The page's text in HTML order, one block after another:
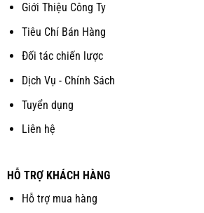
Giới Thiệu Công Ty
Tiêu Chí Bán Hàng
Đối tác chiến lược
Dịch Vụ - Chính Sách
Tuyển dụng
Liên hệ
HỖ TRỢ KHÁCH HÀNG
Hỗ trợ mua hàng